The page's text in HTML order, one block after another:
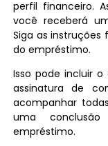
perfil financeiro.
você receberá
Siga as
do empréstimo.
Isso pode incluir
assinatura de
acompanhar
uma
empréstimo.